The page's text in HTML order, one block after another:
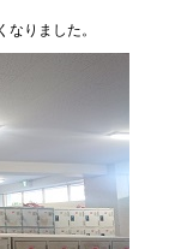
りました。